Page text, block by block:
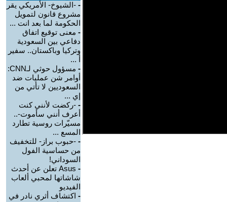
- -الشيوخ- الأمريكي يقر
مشروع قانون لتمويل
الحكومة لما بعد انت ...
- معنى توقيع اتفاق
دفاعي بين السعودية
وتركيا وباكستان.. سفير
أ ...
-
مسؤول حوثي لـCNN:
أوامر شن عمليات ضد
السعوديين لا تأتي من
إي ...
- -ركضت لأنني كنت
أعرف أنني سأموت-..
مسيّرات روسية تطارد
المسع ...
- -حبوب براز- للتخفيف
من حساسية الفول
السوداني!
-
Asus تعلن عن أحدث
شاشاتها لمحبي ألعاب
الفيديو
- اكتشاف أثري نادر في